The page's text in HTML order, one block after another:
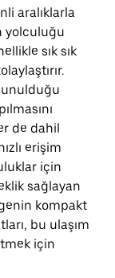
aralıklarla
yolculuğu
sık sık
de dahil
erişim
için
sağlayan
kompakt
bu ulaşım
için